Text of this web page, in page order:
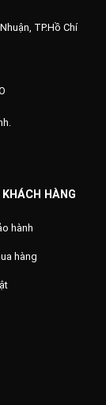
TP.Hồ Chí
HÀNG
hành
hàng